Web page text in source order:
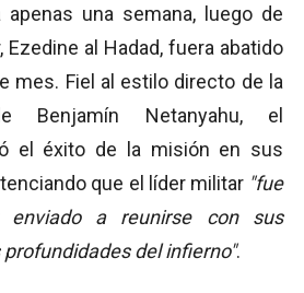
apenas una semana, luego de
al Hadad, fuera abatido
mes. Fiel al estilo directo de la
Benjamín Netanyahu, el
el éxito de la misión en sus
que el líder militar "fue
enviado a reunirse con sus
del infierno".